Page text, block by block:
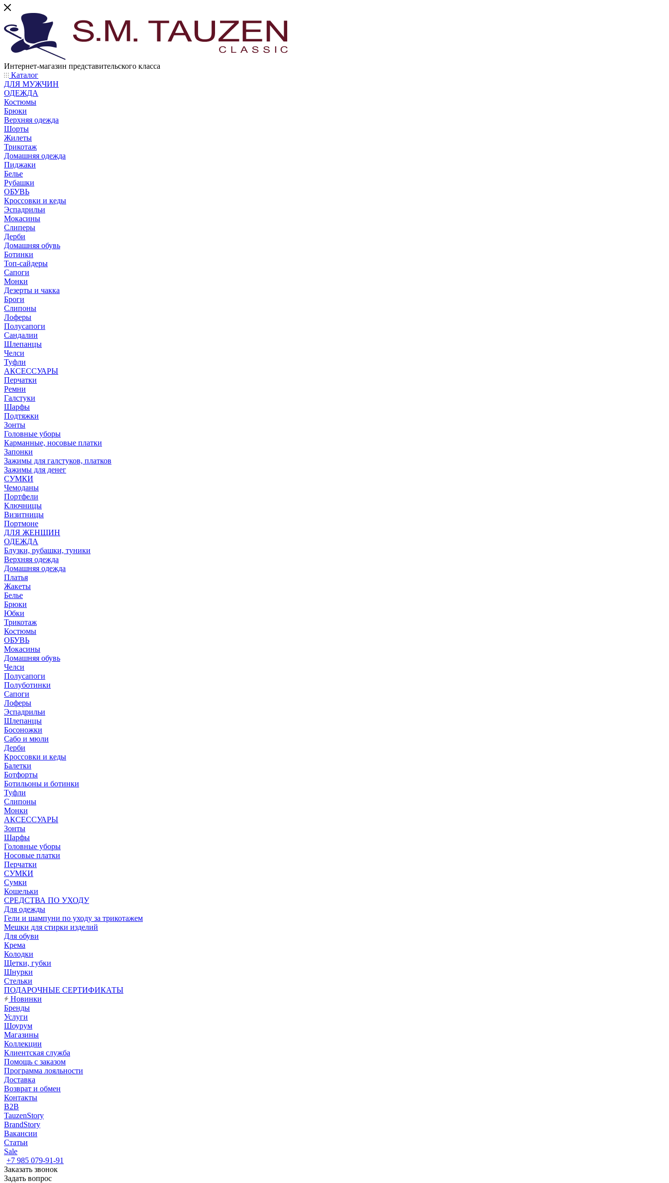
Интернет-магазин представительского класса
Каталог
ДЛЯ МУЖЧИН
ОДЕЖДА
Костюмы
Брюки
Верхняя одежда
Шорты
Жилеты
Трикотаж
Домашняя одежда
Пиджаки
Белье
Рубашки
ОБУВЬ
Кроссовки и кеды
Эспадрильи
Мокасины
Слиперы
Дерби
Домашняя обувь
Ботинки
Топ-сайдеры
Сапоги
Монки
Дезерты и чакка
Броги
Слипоны
Лоферы
Полусапоги
Сандалии
Шлепанцы
Челси
Туфли
АКСЕССУАРЫ
Перчатки
Ремни
Галстуки
Шарфы
Подтяжки
Зонты
Головные уборы
Карманные, носовые платки
Запонки
Зажимы для галстуков, платков
Зажимы для денег
СУМКИ
Чемоданы
Портфели
Ключницы
Визитницы
Портмоне
ДЛЯ ЖЕНЩИН
ОДЕЖДА
Блузки, рубашки, туники
Верхняя одежда
Домашняя одежда
Платья
Жакеты
Белье
Брюки
Юбки
Трикотаж
Костюмы
ОБУВЬ
Мокасины
Домашняя обувь
Челси
Полусапоги
Полуботинки
Сапоги
Лоферы
Эспадрильи
Шлепанцы
Босоножки
Сабо и мюли
Дерби
Кроссовки и кеды
Балетки
Ботфорты
Ботильоны и ботинки
Туфли
Слипоны
Монки
АКСЕССУАРЫ
Зонты
Шарфы
Головные уборы
Носовые платки
Перчатки
СУМКИ
Сумки
Кошельки
CРЕДСТВА ПО УХОДУ
Для одежды
Гели и шампуни по уходу за трикотажем
Мешки для стирки изделий
Для обуви
Крема
Колодки
Щетки, губки
Шнурки
Стельки
ПОДАРОЧНЫЕ СЕРТИФИКАТЫ
Новинки
Бренды
Услуги
Шоурум
Магазины
Коллекции
Клиентская служба
Помощь с заказом
Программа лояльности
Доставка
Возврат и обмен
Контакты
B2B
TauzenStory
BrandStory
Вакансии
Статьи
Sale
+7 985 079-91-91
Заказать звонок
Задать вопрос